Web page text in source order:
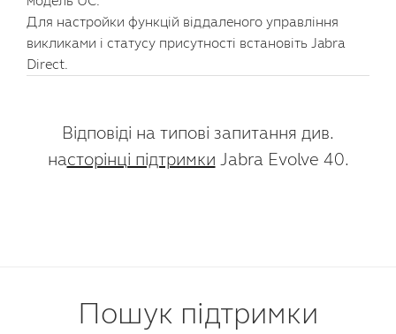
Для настройки функцій віддаленого управління
викликами і статусу присутності встановіть Jabra
Direct.
Відповіді на типові запитання див.
насторінці підтримки Jabra Evolve 40.
Пошук підтримки